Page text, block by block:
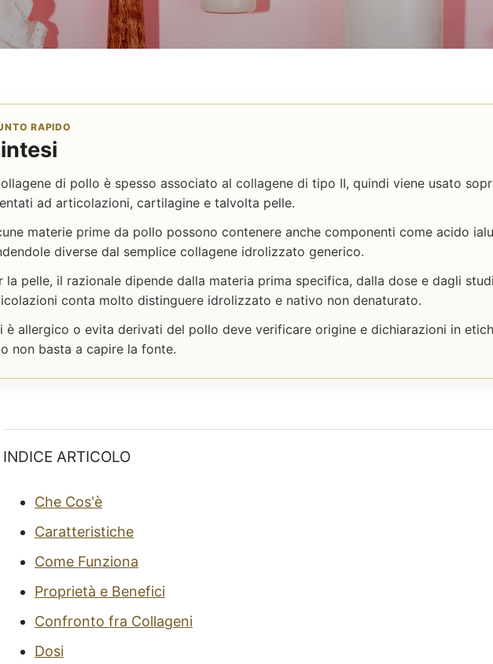
RAPIDO
di pollo è spesso associato al collagene di tipo II, quindi viene usato
ad articolazioni, cartilagine e talvolta pelle.
materie prime da pollo possono contenere anche componenti come acido
diverse dal semplice collagene idrolizzato generico.
la pelle, il razionale dipende dalla materia prima specifica, dalla dose e dagli
conta molto distinguere idrolizzato e nativo non denaturato.
è allergico o evita derivati del pollo deve verificare origine e dichiarazioni in
non basta a capire la fonte.
INDICE ARTICOLO
Che Cos'è
Caratteristiche
Come Funziona
Proprietà e Benefici
Confronto fra Collageni
Dosi